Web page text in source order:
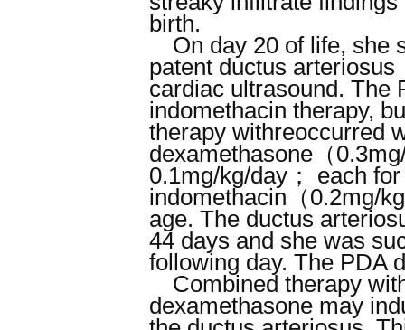
birth.
On day 20 of life, she
patent ductus
cardiac ultrasound. The
indomethacin therapy,
therapy withreoccurred
dexamethasone（
0.1mg/kg/day； each
indomethacin（0.2mg/
age. The ductus
44 days and she was
following day. The PDA
Combined therapy
dexamethasone may